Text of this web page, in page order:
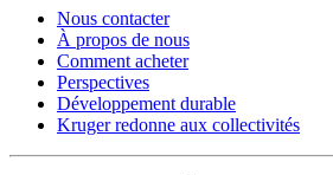
Nous contacter
À propos de nous
Comment acheter
Perspectives
Développement durable
Kruger redonne aux collectivités